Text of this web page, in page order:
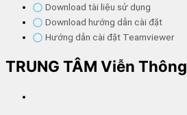
Download tài liệu sử dụng
Download hướng dẫn cài đặt
Hướng dẫn cài đặt Teamviewer
TRUNG TÂM Viễn Thông